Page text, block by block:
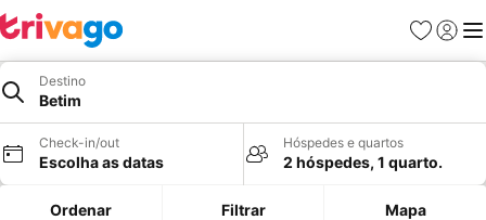
Favoritos
Iniciar
Destino
Betim
Check-in/out
Escolha as datas
Hóspedes e quartos
2 hóspedes, 1 quarto.
Ordenar Filtrar Mapa